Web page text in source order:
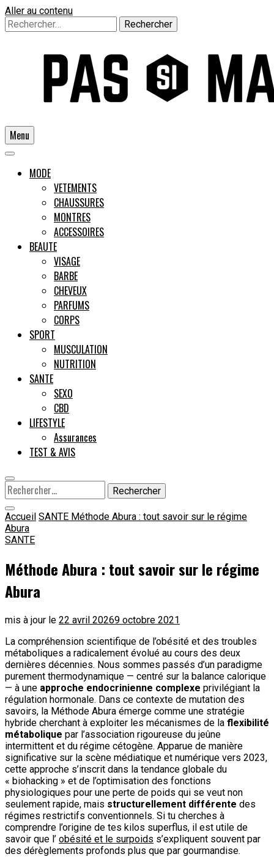
Aller au contenu
Rechercher :
Pas si
Male
Un guide pour l'homme moderne
Menu
MODE
VETEMENTS
CHAUSSURES
MONTRES
ACCESSOIRES
BEAUTE
VISAGE
BARBE
CHEVEUX
PARFUMS
CORPS
SPORT
MUSCULATION
NUTRITION
SANTE
SEXO
CBD
LIFESTYLE
Assurances
TEST & AVIS
Rechercher :
Accueil SANTE Méthode Abura : tout savoir sur le régime
Abura
SANTE
Méthode Abura : tout savoir sur le régime
Abura
mis à jour le 22 avril 20269 octobre 2021
La compréhension scientifique de l’obésité et des troubles
métaboliques a radicalement évolué au cours des deux
dernières décennies. Nous sommes passés d’un paradigme
purement thermodynamique — centré sur la balance calorique
— à une approche endocrinienne complexe privilégiant la
régulation hormonale. Dans ce contexte de mutation des
savoirs, la Méthode Abura émerge comme une stratégie
hybride cherchant à exploiter les mécanismes de la flexibilité
métabolique par l’association rigoureuse du jeûne
intermittent et du régime cétogène. Apparue de manière
significative sur la scène médiatique et numérique vers 2023,
cette approche s’inscrit dans la tendance globale du
« biohacking » et de l’optimisation des fonctions
physiologiques pour une perte de poids qui se veut non
seulement rapide, mais structurellement différente des
régimes restrictifs conventionnels. Si tu cherches à
comprendre l’origine de tes kilos superflus, il est utile de
savoir que l’ obésité et le surpoids s’expliquent souvent par
des dérèglements profonds plus que par gourmandise.